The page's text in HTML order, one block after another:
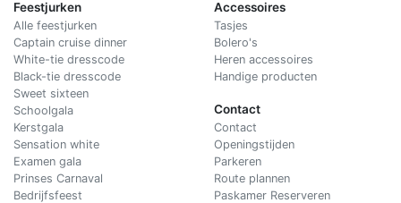
Feestjurken
Alle feestjurken
Captain cruise dinner
White-tie dresscode
Black-tie dresscode
Sweet sixteen
Schoolgala
Kerstgala
Sensation white
Examen gala
Prinses Carnaval
Bedrijfsfeest
Accessoires
Tasjes
Bolero's
Heren accessoires
Handige producten
Contact
Contact
Openingstijden
Parkeren
Route plannen
Paskamer Reserveren